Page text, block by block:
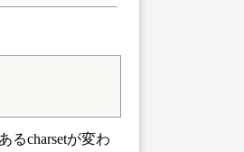
るcharsetが変わ